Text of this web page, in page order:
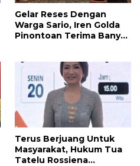
Gelar Reses Dengan
Warga Sario, Iren Golda
Pinontoan Terima Banyak
Terus Berjuang Untuk
Masyarakat, Hukum Tua
Tatelu Rossiena